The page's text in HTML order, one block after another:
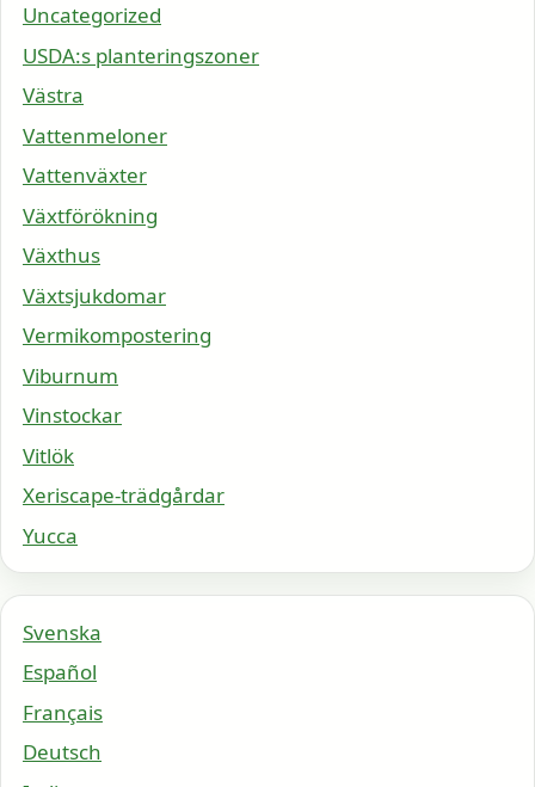
Uncategorized
USDA:s planteringszoner
Västra
Vattenmeloner
Vattenväxter
Växtförökning
Växthus
Växtsjukdomar
Vermikompostering
Viburnum
Vinstockar
Vitlök
Xeriscape-trädgårdar
Yucca
Svenska
Español
Français
Deutsch